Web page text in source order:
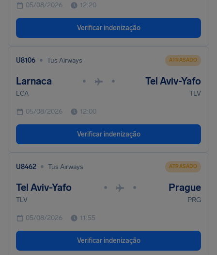
05/08/2026 12:20
Verificar indenização
U8106 • Tus Airways ATRASADO
Larnaca • • Tel Aviv-Yafo
LCA TLV
05/08/2026 12:00
Verificar indenização
U8462 • Tus Airways ATRASADO
Tel Aviv-Yafo • • Prague
TLV PRG
05/08/2026 11:55
Verificar indenização